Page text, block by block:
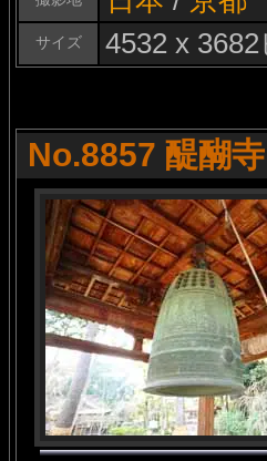
サイズ 4532 x
No.8857 醍醐